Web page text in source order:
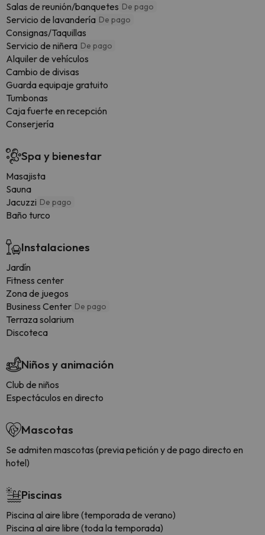
Salas de reunión/banquetes De pago
Servicio de lavandería De pago
Consignas/Taquillas
Servicio de niñera De pago
Alquiler de vehículos
Cambio de divisas
Guarda equipaje gratuito
Tumbonas
Caja fuerte en recepción
Conserjería
Spa y bienestar
Masajista
Sauna
Jacuzzi De pago
Baño turco
Instalaciones
Jardín
Fitness center
Zona de juegos
Business Center De pago
Terraza solarium
Discoteca
Niños y animación
Club de niños
Espectáculos en directo
Mascotas
Se admiten mascotas (previa petición y de pago directo en
hotel)
Piscinas
Piscina al aire libre (temporada de verano)
Piscina al aire libre (toda la temporada)